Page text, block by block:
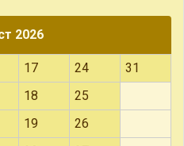
2026
17 24
31
18
25
19
26